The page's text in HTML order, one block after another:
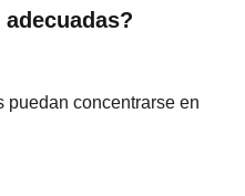
puedan concentrarse en